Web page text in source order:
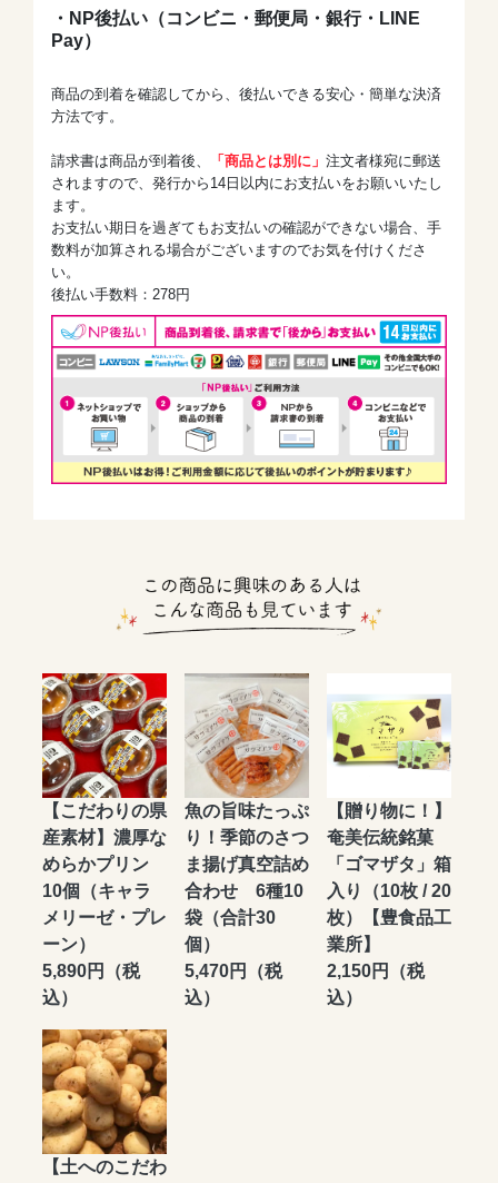
・NP後払い（コンビニ・郵便局・銀行・LINE
Pay）
商品の到着を確認してから、後払いできる安心・簡単な決済
方法です。
請求書は商品が到着後、 「商品とは別に」 注文者様宛に郵送
されますので、発行から14日以内にお支払いをお願いいたし
ます。
お支払い期日を過ぎてもお支払いの確認ができない場合、手
数料が加算される場合がございますのでお気を付けくださ
い。
後払い手数料：278円
【こだわりの県
産素材】濃厚な
めらかプリン
10個（キャラ
メリーゼ・プレ
ーン）
5,890円（税
込）
魚の旨味たっぷ
り！季節のさつ
ま揚げ真空詰め
合わせ 6種10
袋（合計30
個）
5,470円（税
込）
【贈り物に！】
奄美伝統銘菓
「ゴマザタ」箱
入り（10枚 / 20
枚）【豊食品工
業所】
2,150円（税
込）
【土へのこだわ